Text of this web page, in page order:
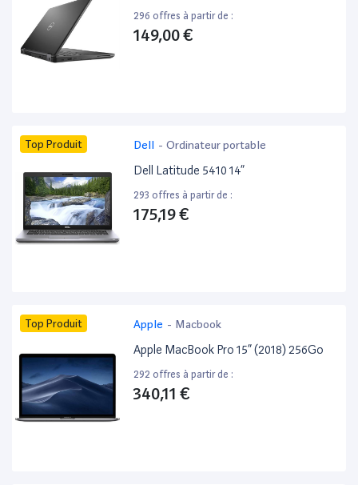
296 offres à partir de :
149,00 €
Top Produit Dell - Ordinateur portable
Dell Latitude 5410 14”
293 offres à partir de :
175,19 €
Top Produit Apple - Macbook
Apple MacBook Pro 15” (2018) 256Go
292 offres à partir de :
340,11 €